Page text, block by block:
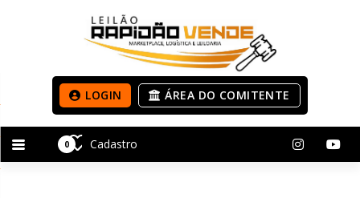
0 Cadastro
LOGIN ÁREA DO COMITENTE